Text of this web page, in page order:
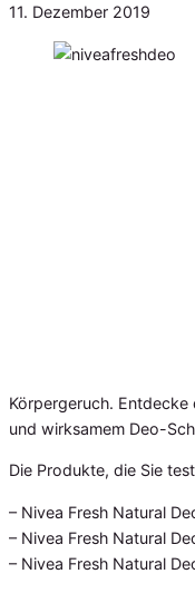
Veröffentlicht
11. Dezember 2019
Körpergeruch. Entdecke
und wirksamem Deo-
Die Produkte, die Sie
– Nivea Fresh Natural
– Nivea Fresh Natural
– Nivea Fresh Natural